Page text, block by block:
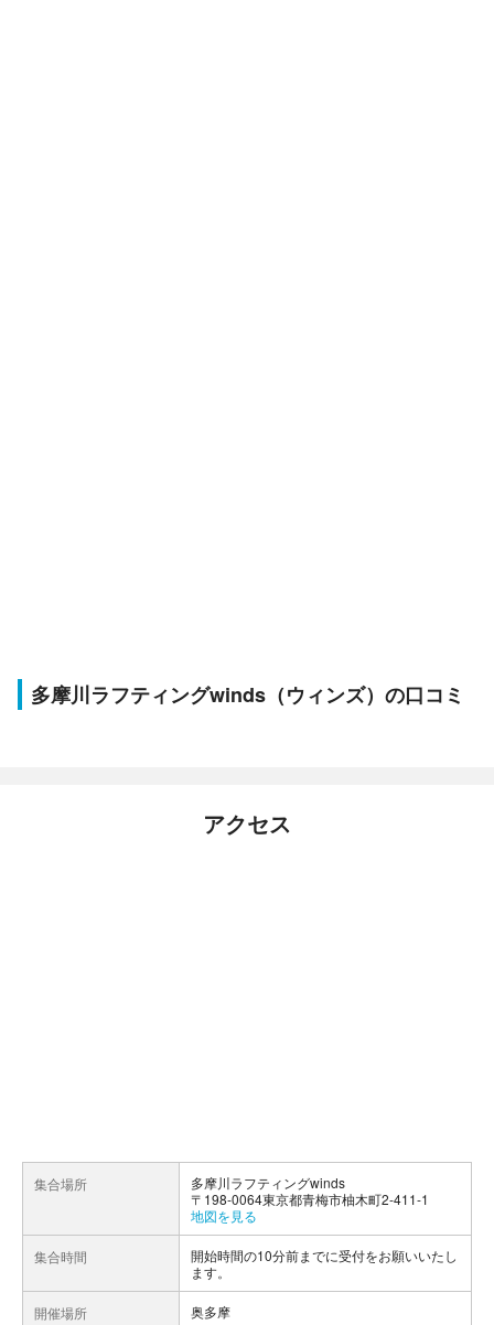
多摩川ラフティングwinds（ウィンズ）の口コミ
アクセス
集合場所
多摩川ラフティングwinds
〒198-0064東京都青梅市柚木町2-411-1
地図を見る
集合時間
開始時間の10分前までに受付をお願いいたし
ます。
開催場所 奥多摩